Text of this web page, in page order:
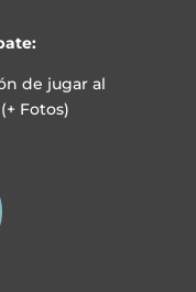
de jugar al
Fotos)